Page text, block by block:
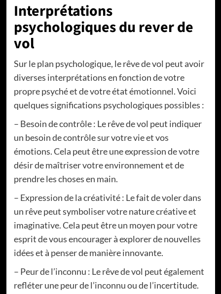
Interprétations
psychologiques du rever de
vol
Sur le plan psychologique, le rêve de vol peut avoir
diverses interprétations en fonction de votre
propre psyché et de votre état émotionnel. Voici
quelques significations psychologiques possibles :
– Besoin de contrôle : Le rêve de vol peut indiquer
un besoin de contrôle sur votre vie et vos
émotions. Cela peut être une expression de votre
désir de maîtriser votre environnement et de
prendre les choses en main.
– Expression de la créativité : Le fait de voler dans
un rêve peut symboliser votre nature créative et
imaginative. Cela peut être un moyen pour votre
esprit de vous encourager à explorer de nouvelles
idées et à penser de manière innovante.
– Peur de l’inconnu : Le rêve de vol peut également
refléter une peur de l’inconnu ou de l’incertitude.